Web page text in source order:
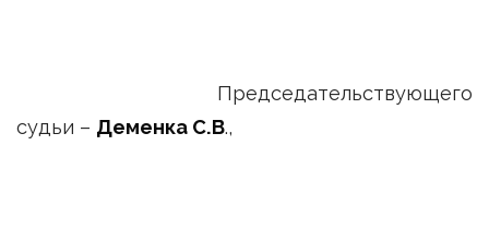
Председательствующего
судьи – Деменка С.В.,